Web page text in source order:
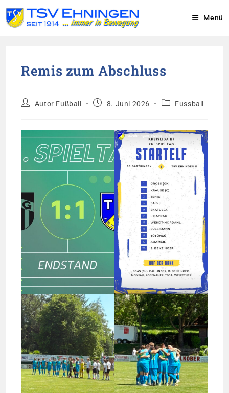
springen
Menü
Remis zum Abschluss
Beitrags-
Autor Fußball
Beitrag8. Juni 2026
Beitrags-
Fussball